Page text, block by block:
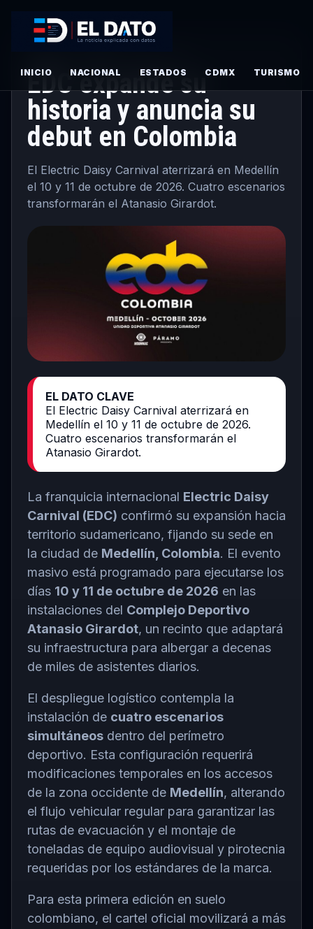
INICIO NACIONAL ESTADOS CDMX TURISMO
EDC expande su
historia y anuncia su
debut en Colombia
El Electric Daisy Carnival aterrizará en Medellín
el 10 y 11 de octubre de 2026. Cuatro escenarios
transformarán el Atanasio Girardot.
EL DATO CLAVE
El Electric Daisy Carnival aterrizará en
Medellín el 10 y 11 de octubre de 2026.
Cuatro escenarios transformarán el
Atanasio Girardot.
La franquicia internacional Electric Daisy
Carnival (EDC) confirmó su expansión hacia
territorio sudamericano, fijando su sede en
la ciudad de Medellín, Colombia. El evento
masivo está programado para ejecutarse los
días 10 y 11 de octubre de 2026 en las
instalaciones del Complejo Deportivo
Atanasio Girardot, un recinto que adaptará
su infraestructura para albergar a decenas
de miles de asistentes diarios.
El despliegue logístico contempla la
instalación de cuatro escenarios
simultáneos dentro del perímetro
deportivo. Esta configuración requerirá
modificaciones temporales en los accesos
de la zona occidente de Medellín, alterando
el flujo vehicular regular para garantizar las
rutas de evacuación y el montaje de
toneladas de equipo audiovisual y pirotecnia
requeridas por los estándares de la marca.
Para esta primera edición en suelo
colombiano, el cartel oficial movilizará a más